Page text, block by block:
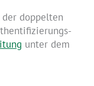
doppelten
unter dem